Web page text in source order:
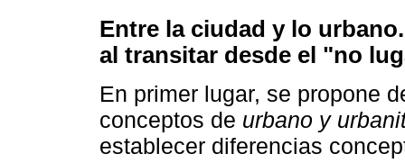
Entre la ciudad y lo
al transitar desde el "no
En primer lugar, se propone
conceptos de urbano y
establecer diferencias